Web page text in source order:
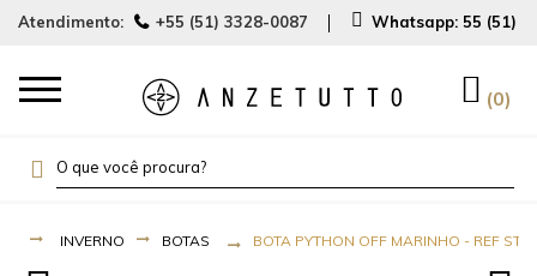
Atendimento: +55 (51) 3328-0087 Whatsapp: 55 (51)
0
INVERNO BOTAS BOTA PYTHON OFF MARINHO - REF